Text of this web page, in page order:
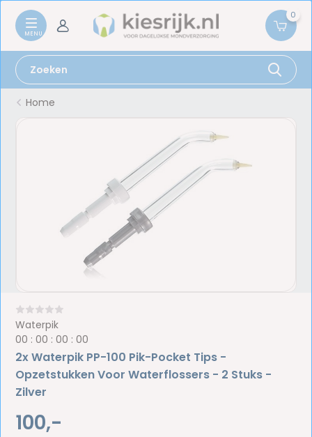
0
Home
Waterpik
00 :00 :00 :00
2x Waterpik PP-100 Pik-Pocket Tips -
Opzetstukken Voor Waterflossers - 2 Stuks -
Zilver
100,-